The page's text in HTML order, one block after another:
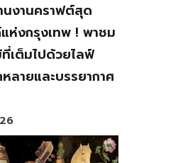
นงานคราฟต์สุด
ห่งกรุงเทพ ! พาชม
เต็มไปด้วยไลฟ์
ลายและบรรยากาศ